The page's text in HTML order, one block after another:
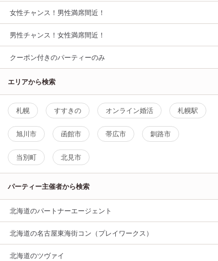
女性チャンス！男性満席間近！
男性チャンス！女性満席間近！
クーポン付きのパーティーのみ
エリアから検索
札幌 すすきの オンライン婚活 札幌駅
旭川市 函館市 帯広市 釧路市
当別町 北見市
パーティー主催者から検索
北海道のパートナーエージェント
北海道の名古屋東海街コン（プレイワークス）
北海道のツヴァイ